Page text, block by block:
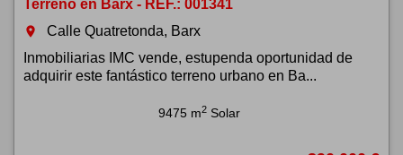
Terreno en Barx - REF.: 001341
room
Calle Quatretonda, Barx
Inmobiliarias IMC vende, estupenda oportunidad de
adquirir este fantástico terreno urbano en Ba...
9475 m2 Solar